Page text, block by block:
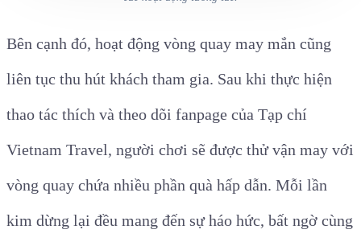
Bên cạnh đó, hoạt động vòng quay may mắn cũng
liên tục thu hút khách tham gia. Sau khi thực hiện
thao tác thích và theo dõi fanpage của Tạp chí
Vietnam Travel, người chơi sẽ được thử vận may với
vòng quay chứa nhiều phần quà hấp dẫn. Mỗi lần
kim dừng lại đều mang đến sự háo hức, bất ngờ cùng